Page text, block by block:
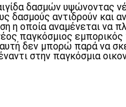
δασμών υψώνοντας
δασμούς αντιδρούν και
η οποία αναμένεται να
παγκόσμιος
δεν μπορώ παρά να
στην παγκόσμια